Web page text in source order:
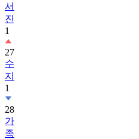
서
진
1
27
수
지
1
28
가
족